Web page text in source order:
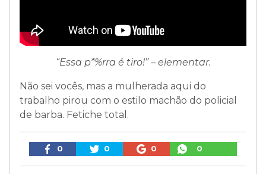
“Essa p*%rra é tiro!” – elementar.
Não sei vocês, mas a mulherada aqui do
trabalho pirou com o estilo machão do policial
de barba. Fetiche total.
0 0 0 0